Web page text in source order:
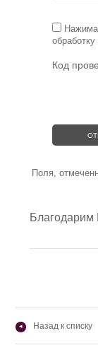
обработку
Код
Поля,
Благодарим
◂ Назад к списку